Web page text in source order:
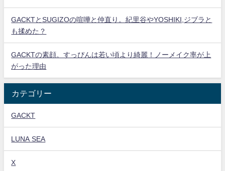
GACKTとSUGIZOの喧嘩と仲直り。紀里谷やYOSHIKI,ジブラと
も揉めた？
GACKTの素顔。すっぴんは若い頃より綺麗！ノーメイク率が上
がった理由
カテゴリー
GACKT
LUNA SEA
X